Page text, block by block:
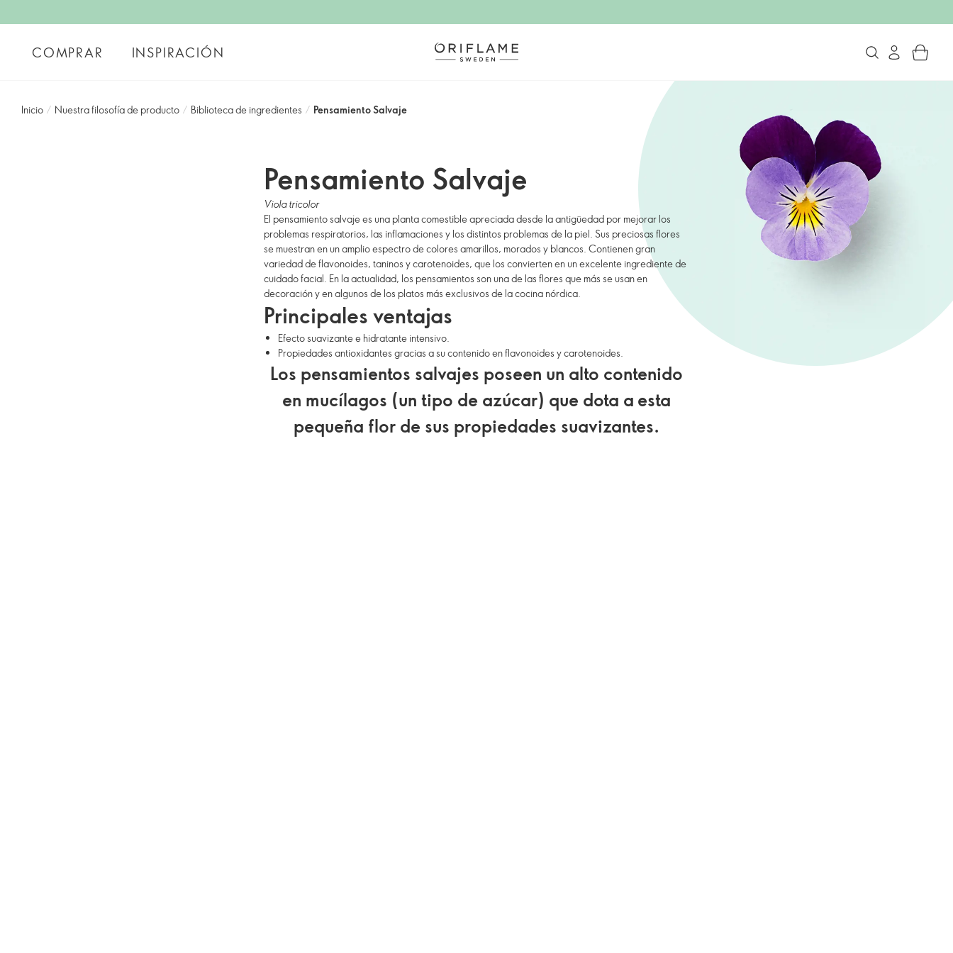
COMPRAR INSPIRACIÓN
Inicio / Nuestra filosofía de producto / Biblioteca de ingredientes / Pensamiento Salvaje
Pensamiento Salvaje
Viola tricolor
El pensamiento salvaje es una planta comestible apreciada desde la antigüedad por mejorar los
problemas respiratorios, las inflamaciones y los distintos problemas de la piel. Sus preciosas flores
se muestran en un amplio espectro de colores amarillos, morados y blancos. Contienen gran
variedad de flavonoides, taninos y carotenoides, que los convierten en un excelente ingrediente de
cuidado facial. En la actualidad, los pensamientos son una de las flores que más se usan en
decoración y en algunos de los platos más exclusivos de la cocina nórdica.
Principales ventajas
Efecto suavizante e hidratante intensivo.
Propiedades antioxidantes gracias a su contenido en flavonoides y carotenoides.
Los pensamientos salvajes poseen un alto contenido
en mucílagos (un tipo de azúcar) que dota a esta
pequeña flor de sus propiedades suavizantes.